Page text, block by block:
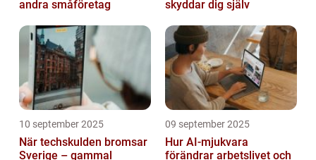
andra småföretag
skyddar dig själv
10 september 2025
När techskulden bromsar
Sverige – gammal
09 september 2025
Hur AI-mjukvara
förändrar arbetslivet och